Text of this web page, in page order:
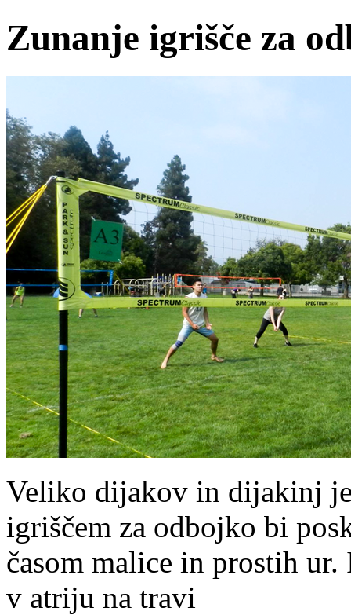
Zunanje igrišče za
Veliko dijakov in dijakinj
igriščem za odbojko bi
časom malice in prostih
v atriju na travi